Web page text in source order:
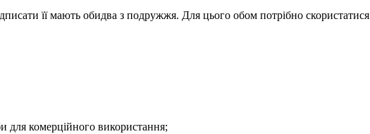
її мають обидва з подружжя. Для цього обом потрібно скористатися
для комерційного використання;